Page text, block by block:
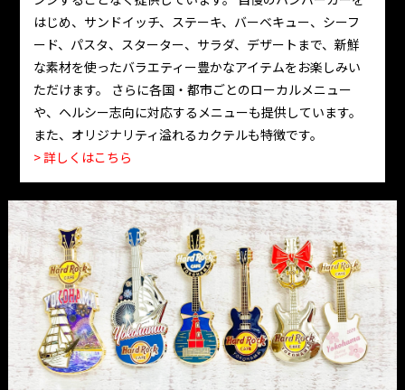
はじめ、サンドイッチ、ステーキ、バーベキュー、シーフ
ード、パスタ、スターター、サラダ、デザートまで、新鮮
な素材を使ったバラエティー豊かなアイテムをお楽しみい
ただけます。 さらに各国・都市ごとのローカルメニュー
や、ヘルシー志向に対応するメニューも提供しています。
また、オリジナリティ溢れるカクテルも特徴です。
> 詳しくはこちら